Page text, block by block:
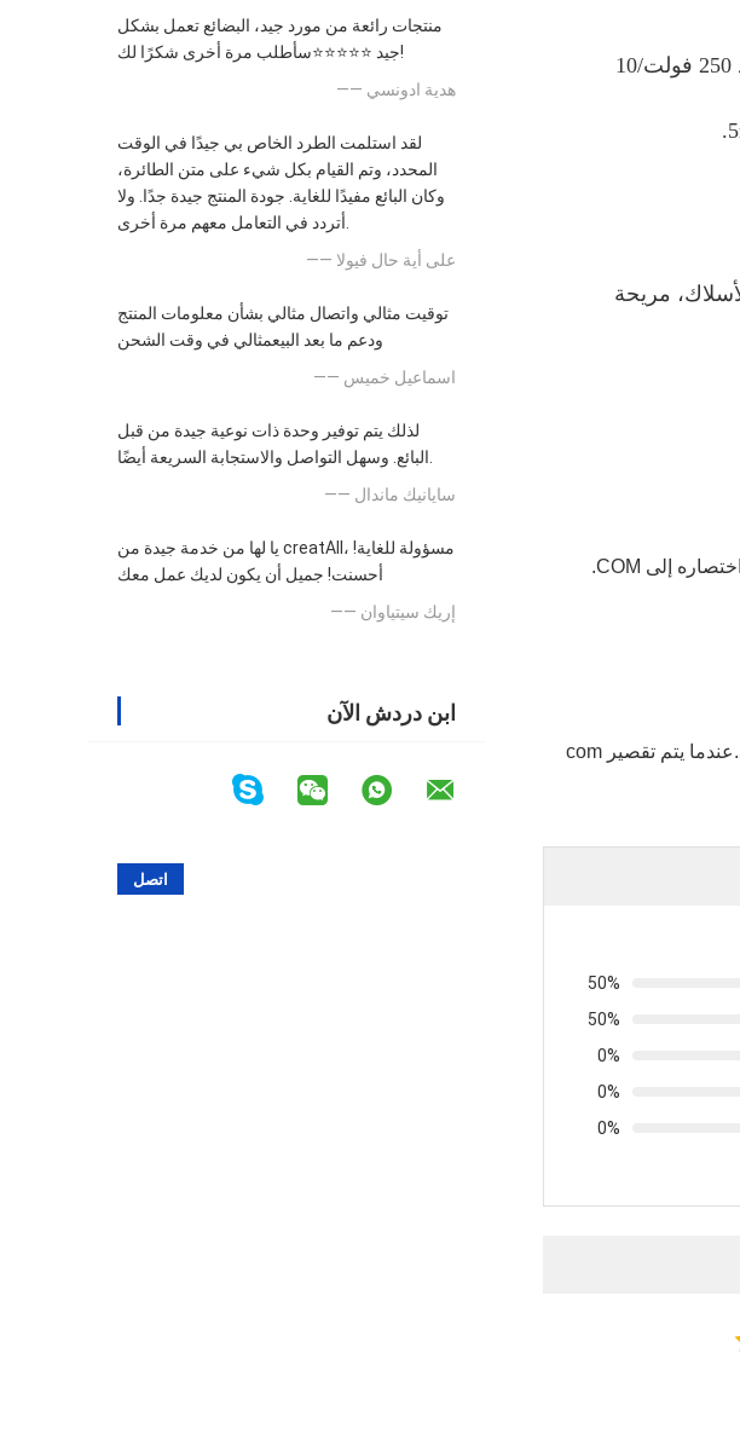
منتجات رائعة من مورد جيد، البضائع تعمل بشكل
جيد ⭐⭐⭐⭐⭐سأطلب مرة أخرى شكرًا لك!
—— هدية ادونسي
لقد استلمت الطرد الخاص بي جيدًا في الوقت
المحدد، وتم القيام بكل شيء على متن الطائرة،
وكان البائع مفيدًا للغاية. جودة المنتج جيدة جدًا. ولا
أتردد في التعامل معهم مرة أخرى.
—— على أية حال فيولا
توقيت مثالي واتصال مثالي بشأن معلومات المنتج
ودعم ما بعد البيعمثالي في وقت الشحن
—— اسماعيل خميس
لذلك يتم توفير وحدة ذات نوعية جيدة من قبل
البائع. وسهل التواصل والاستجابة السريعة أيضًا.
—— سايانيك ماندال
يا لها من خدمة جيدة من creatAll، مسؤولة للغاية!
أحسنت! جميل أن يكون لديك عمل معك
—— إريك سيتياوان
ابن دردش الآن
تعتمد الوحدة مرحلًا عالي الجودة، الحد الأقصى للحمل للواجهة المفتوحة عادة: تيار متردد 250 فولت/10
مريحة
عندما يتم تقصير com إلى المستوى المنخفض، يكون التتابع المقابل بمثابة مشغل منخفض المستوى.عندما يتم تقصير com
50%
50%
0%
0%
0%